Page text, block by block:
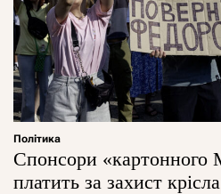
Політика
Спонсори «картонного
платить за захист